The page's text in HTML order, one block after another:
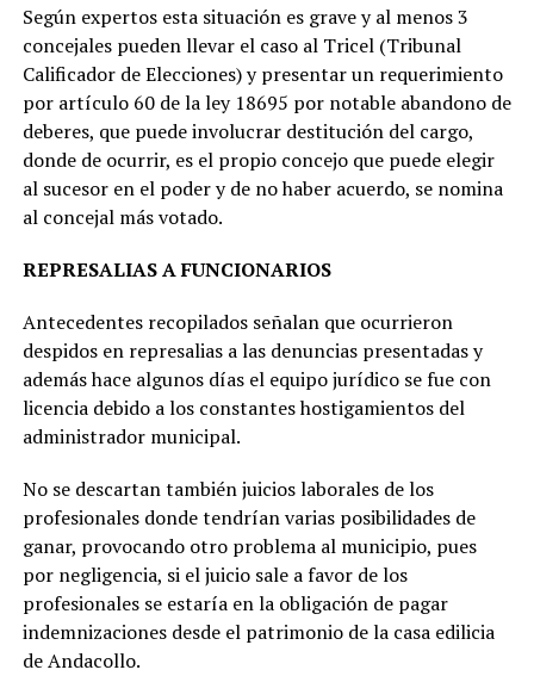
Según expertos esta situación es grave y al menos 3
concejales pueden llevar el caso al Tricel (Tribunal
Calificador de Elecciones) y presentar un requerimiento
por artículo 60 de la ley 18695 por notable abandono de
deberes, que puede involucrar destitución del cargo,
donde de ocurrir, es el propio concejo que puede elegir
al sucesor en el poder y de no haber acuerdo, se nomina
al concejal más votado.
REPRESALIAS A FUNCIONARIOS
Antecedentes recopilados señalan que ocurrieron
despidos en represalias a las denuncias presentadas y
además hace algunos días el equipo jurídico se fue con
licencia debido a los constantes hostigamientos del
administrador municipal.
No se descartan también juicios laborales de los
profesionales donde tendrían varias posibilidades de
ganar, provocando otro problema al municipio, pues
por negligencia, si el juicio sale a favor de los
profesionales se estaría en la obligación de pagar
indemnizaciones desde el patrimonio de la casa edilicia
de Andacollo.